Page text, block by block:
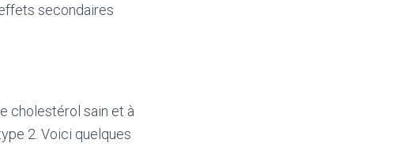
secondaires
cholestérol sain et à
2. Voici quelques